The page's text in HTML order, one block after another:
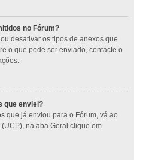
no Fórum?
desativar os tipos de anexos que
o que pode ser enviado, contacte o
que enviei?
que já enviou para o Fórum, vá ao
na aba Geral clique em